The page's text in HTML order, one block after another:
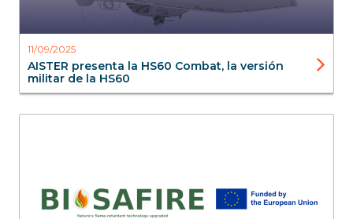
11/09/2025
AISTER presenta la HS60 Combat, la versión
militar de la HS60